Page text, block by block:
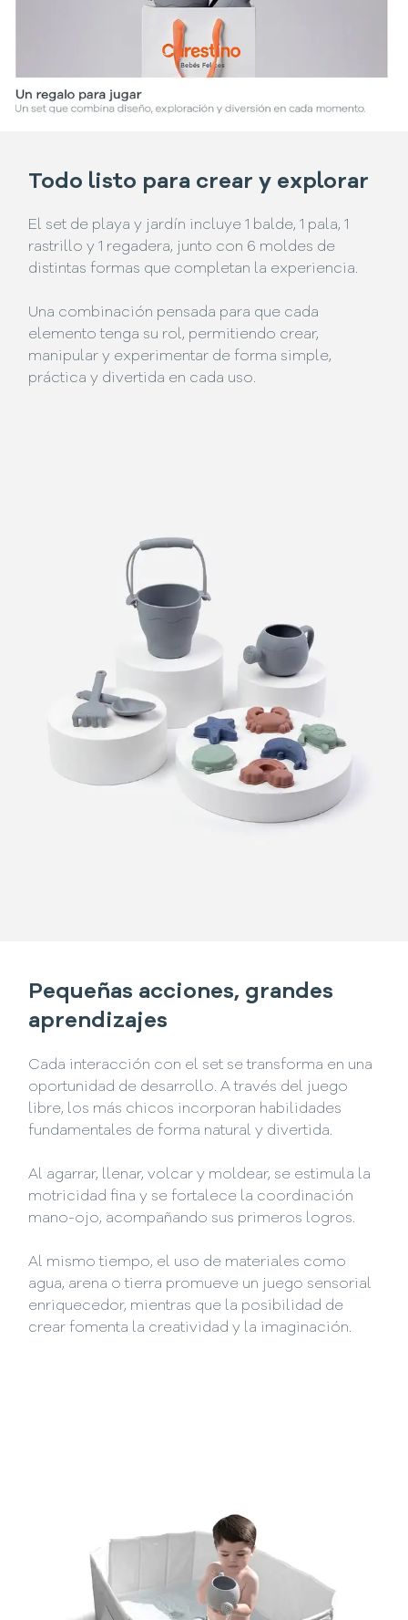
Todo listo para crear y explorar
El set de playa y jardín incluye 1 balde, 1 pala, 1
rastrillo y 1 regadera, junto con 6 moldes de
distintas formas que completan la experiencia.
Una combinación pensada para que cada
elemento tenga su rol, permitiendo crear,
manipular y experimentar de forma simple,
práctica y divertida en cada uso.
Pequeñas acciones, grandes
aprendizajes
Cada interacción con el set se transforma en una
oportunidad de desarrollo. A través del juego
libre, los más chicos incorporan habilidades
fundamentales de forma natural y divertida.
Al agarrar, llenar, volcar y moldear, se estimula la
motricidad fina y se fortalece la coordinación
mano-ojo, acompañando sus primeros logros.
Al mismo tiempo, el uso de materiales como
agua, arena o tierra promueve un juego sensorial
enriquecedor, mientras que la posibilidad de
crear fomenta la creatividad y la imaginación.